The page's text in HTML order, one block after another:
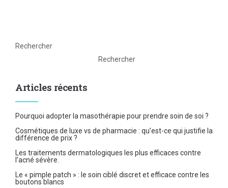
Rechercher
Rechercher
Articles récents
Pourquoi adopter la masothérapie pour prendre soin de soi ?
Cosmétiques de luxe vs de pharmacie : qu’est-ce qui justifie la
différence de prix ?
Les traitements dermatologiques les plus efficaces contre
l’acné sévère.
Le « pimple patch » : le soin ciblé discret et efficace contre les
boutons blancs